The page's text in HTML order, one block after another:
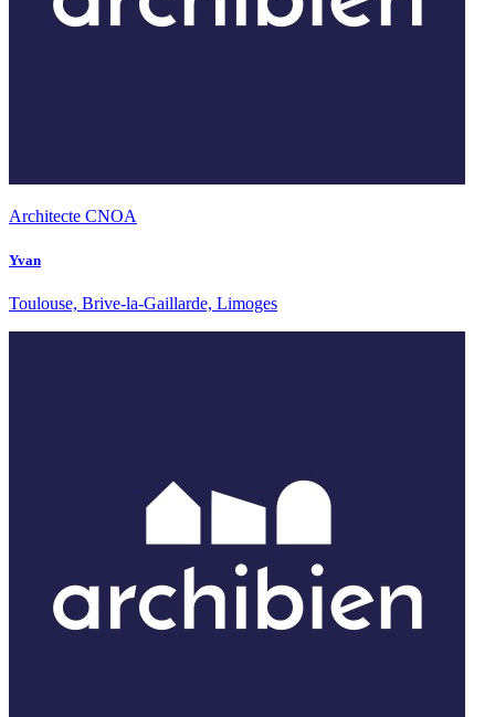
Architecte CNOA
Yvan
Toulouse, Brive-la-Gaillarde, Limoges